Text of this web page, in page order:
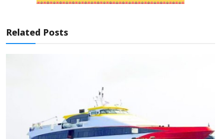
Related Posts